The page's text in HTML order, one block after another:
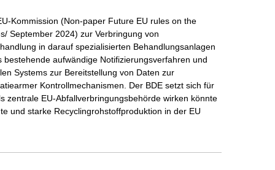
Kommission (Non-paper Future EU rules on the
September 2024) zur Verbringung von
in darauf spezialisierten Behandlungsanlagen
aufwändige Notifizierungsverfahren und
Systems zur Bereitstellung von Daten zur
Kontrollmechanismen. Der BDE setzt sich für
zentrale EU-Abfallverbringungsbehörde wirken könnte
und starke Recyclingrohstoffproduktion in der EU